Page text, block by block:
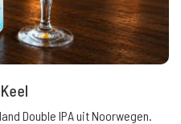
Double IPA uit Noorwegen.